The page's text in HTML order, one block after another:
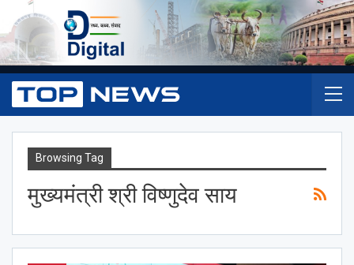
Browsing Tag
मुख्यमंत्री श्री विष्णुदेव साय